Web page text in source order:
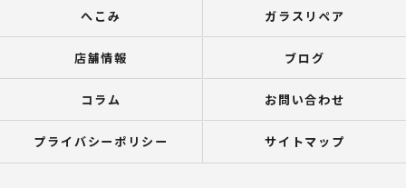
へこみ ガラスリペア
店舗情報 ブログ
コラム お問い合わせ
プライバシーポリシー サイトマップ